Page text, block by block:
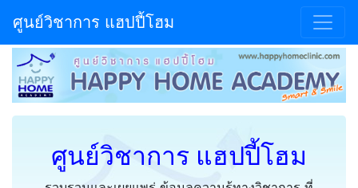
ศูนย์วิชาการ แฮปปี้โฮม
ศูนย์วิชาการ แฮปปี้โฮม